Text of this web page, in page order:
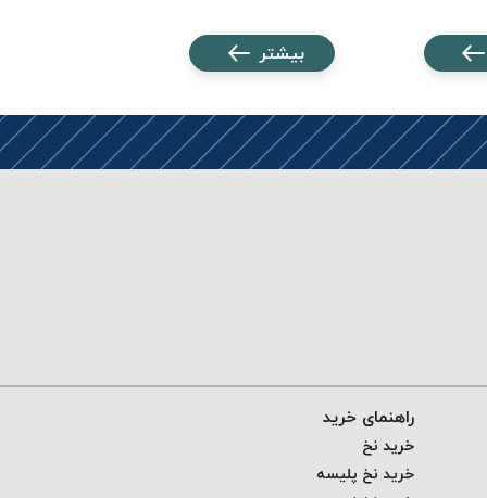
بیشتر
راهنمای خرید
خرید نخ
خرید نخ پلیسه